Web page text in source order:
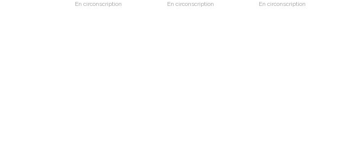
En circonscription En circonscription En circonscription